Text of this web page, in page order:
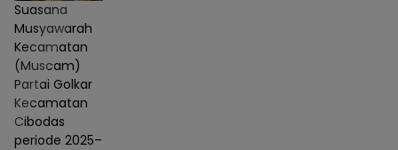
Suasana
Musyawarah
Kecamatan
(Muscam)
Partai Golkar
Kecamatan
Cibodas
periode 2025–